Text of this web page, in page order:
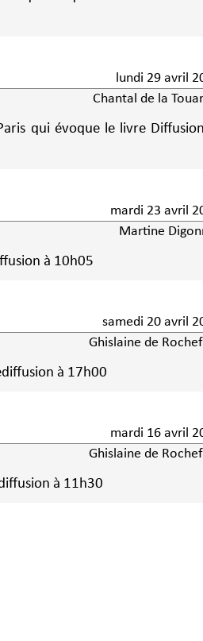
lundi 29 avril
Chantal de la
qui évoque le livre
mardi 23 avril
Martine
à 10h05
samedi 20 avril
Ghislaine de
du livre Rediffusion à 17h00
mardi 16 avril
Ghislaine de
à 11h30